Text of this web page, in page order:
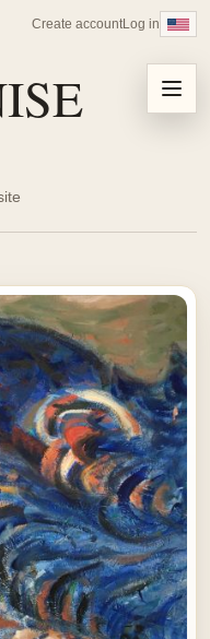
Create accountLog in
Menu